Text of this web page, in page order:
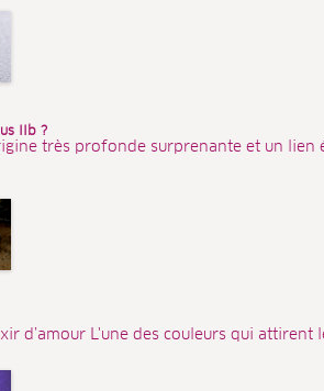
IIb ?
très profonde surprenante et un lien
d’amour L'une des couleurs qui